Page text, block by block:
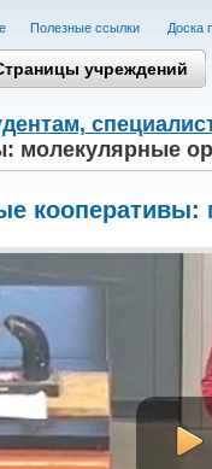
Полезные cсылки Доска
учреждений
молекулярные
кооперативы: